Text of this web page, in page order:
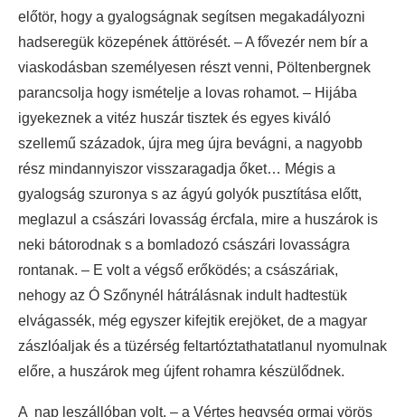
előtör, hogy a gyalogságnak segítsen megakadályozni
hadseregük közepének áttörését. – A fővezér nem bír a
viaskodásban személyesen részt venni, Pöltenbergnek
parancsolja hogy ismételje a lovas rohamot. – Hijába
igyekeznek a vitéz huszár tisztek és egyes kiváló
szellemű századok, újra meg újra bevágni, a nagyobb
rész mindannyiszor visszaragadja őket… Mégis a
gyalogság szuronya s az ágyú golyók pusztítása előtt,
meglazul a császári lovasság ércfala, mire a huszárok is
neki bátorodnak s a bomladozó császári lovasságra
rontanak. – E volt a végső erőködés; a császáriak,
nehogy az Ó Szőnynél hátrálásnak indult hadtestük
elvágassék, még egyszer kifejtik erejöket, de a magyar
zászlóaljak és a tüzérség feltartóztathatatlanul nyomulnak
előre, a huszárok meg újfent rohamra készülődnek.
A nap leszállóban volt, – a Vértes hegység ormai vörös